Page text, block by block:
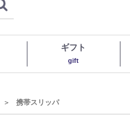
ギフト
gift
携帯スリッパ